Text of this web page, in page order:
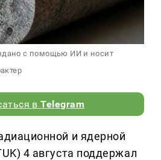
с помощью ИИ и носит
вTelegram
и ядерной
4 августа поддержал